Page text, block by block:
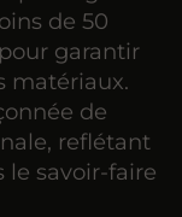
de 50
garantir
matériaux.
de
reflétant
le savoir-faire